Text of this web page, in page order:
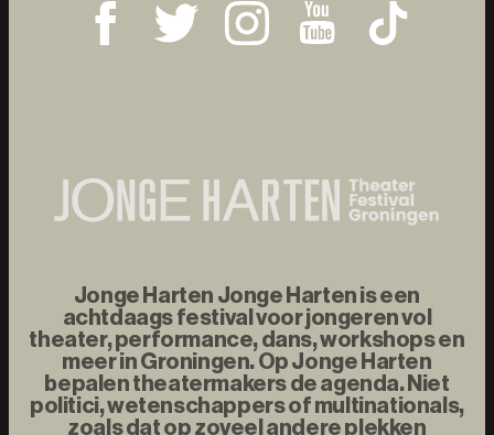
Jonge Harten Jonge Harten is een
achtdaags festival voor jongeren vol
theater, performance, dans, workshops en
meer in Groningen. Op Jonge Harten
bepalen theatermakers de agenda. Niet
politici, wetenschappers of multinationals,
zoals dat op zoveel andere plekken